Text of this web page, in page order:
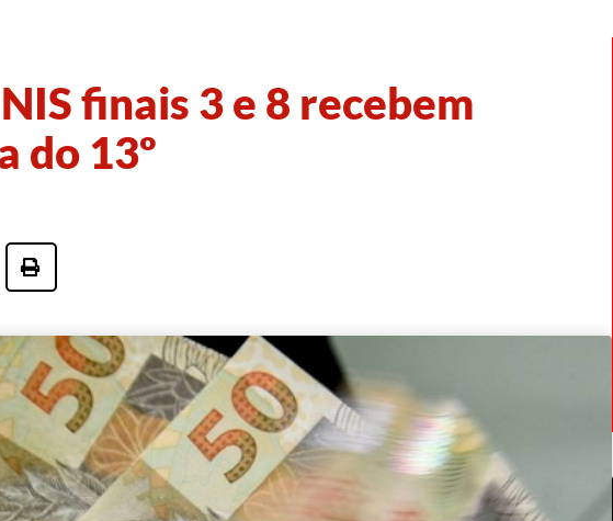
finais 3 e 8 recebem
do 13º